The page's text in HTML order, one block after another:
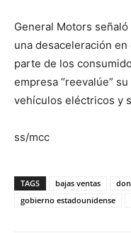
General Motors
una desaceleración
parte de los
empresa “reevalúe”
vehículos eléctricos y
ss/mcc
TAGS bajas ventas
gobierno estadounidense